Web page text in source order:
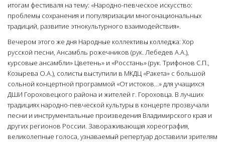
итогам фестиваля на тему: «Народно-певческое искусство:
проблемы сохранения и популяризации многонациональных
традиций, развитие этнокультурного взаимодействия».
Вечером этого же дня Народные коллективы колледжа: Хор
русской песни, Ансамбль рожечников (рук. Лебедев А.А.),
курсовые ансамбли» Цветень» и «Росстань» (рук. Трифонов С.П.,
Козырева О.А.), солисты выступили в МКДЦ «Ракета» с большой
сольной концертной программой «От истоков…» для учащихся
ДШИ Гороховецкого района и жителей г. Гороховца. В лучших
традициях народно-певческой культуры в концерте прозвучали
песни и инструментальные произведения Владимирского края и
других регионов России. Завораживающая хореография,
великолепные голоса, узнаваемый репертуар доставили зрителям